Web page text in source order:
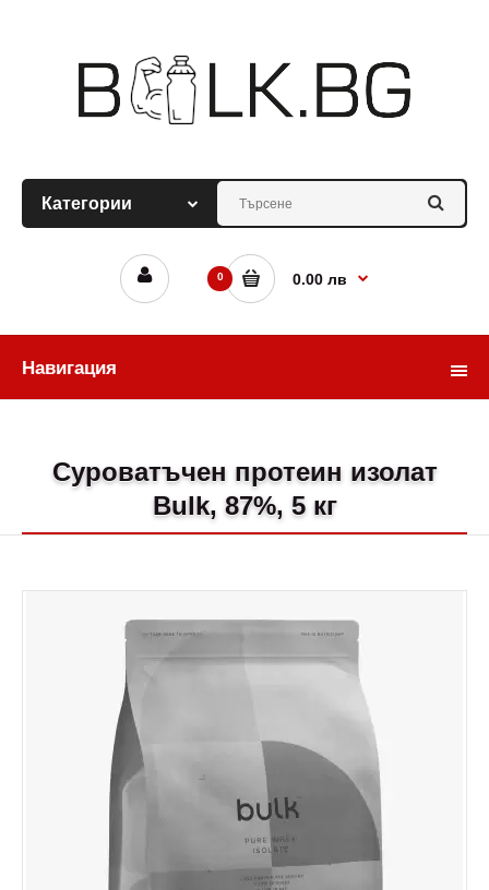
0 0.00 лв
Навигация
Суроватъчен протеин изолат
Bulk, 87%, 5 кг